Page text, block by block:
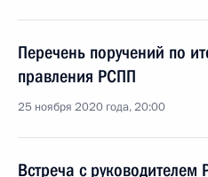
Перечень поручений по
правления РСПП
25 ноября 2020 года, 20:00
Встреча с